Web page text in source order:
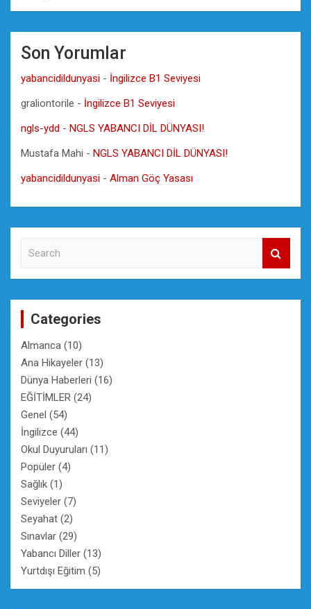
Son Yorumlar
yabancidildunyasi - İngilizce B1 Seviyesi
graliontorile - İngilizce B1 Seviyesi
ngls-ydd - NGLS YABANCI DİL DÜNYASI!
Mustafa Mahi - NGLS YABANCI DİL DÜNYASI!
yabancidildunyasi - Alman Göç Yasası
c
Categories
Almanca (10)
Ana Hikayeler (13)
Dünya Haberleri (16)
EĞİTİMLER (24)
Genel (54)
İngilizce (44)
Okul Duyuruları (11)
Popüler (4)
Sağlık (1)
Seviyeler (7)
Seyahat (2)
Sınavlar (29)
Yabancı Diller (13)
Yurtdışı Eğitim (5)